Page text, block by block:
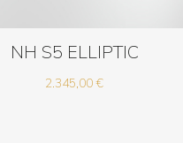
NH S5 ELLIPTIC
2.345,00€